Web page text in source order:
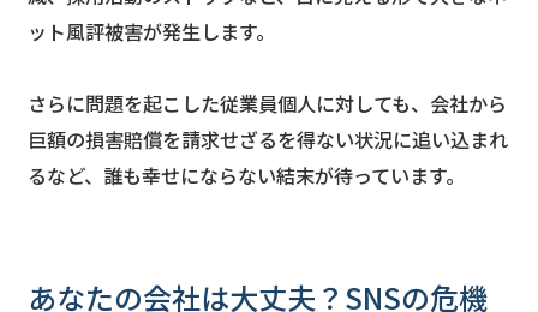
ット風評被害が発生します。
さらに問題を起こした従業員個人に対しても、会社から
巨額の損害賠償を請求せざるを得ない状況に追い込まれ
るなど、誰も幸せにならない結末が待っています。
あなたの会社は大丈夫？SNSの危機